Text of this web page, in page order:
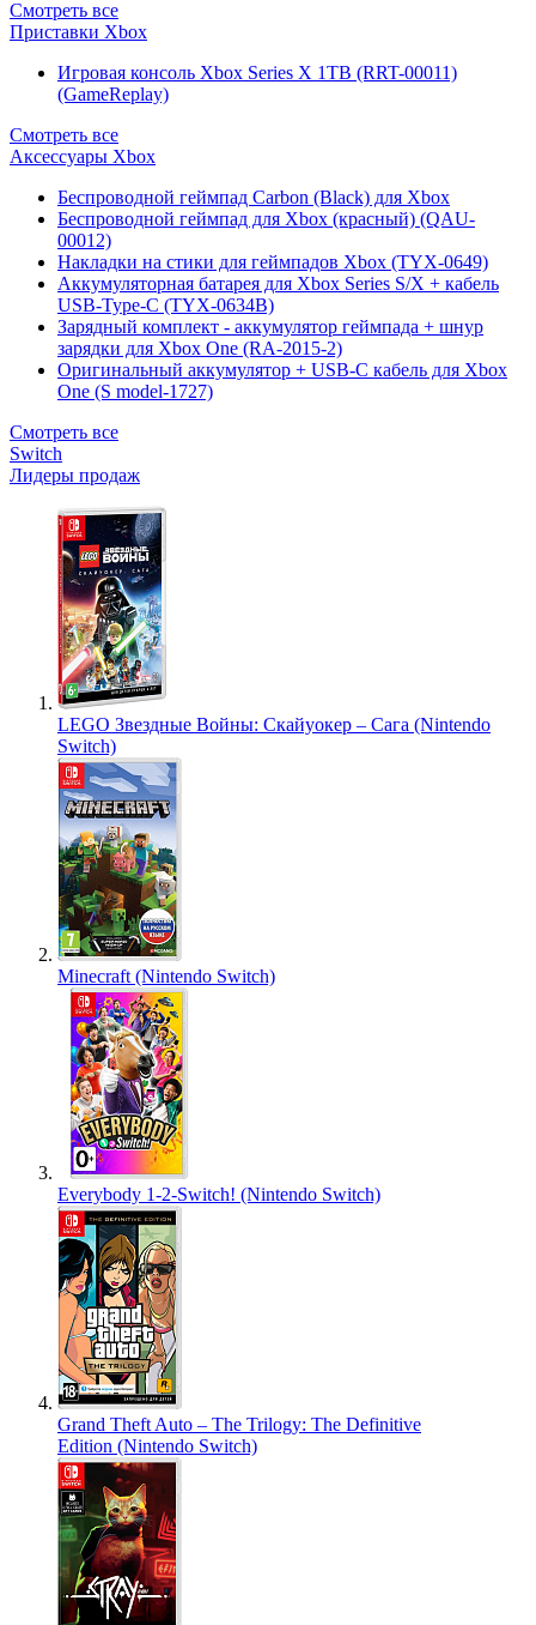
Смотреть все
Приставки Xbox
Игровая консоль Xbox Series X 1TB (RRT-00011)
(GameReplay)
Смотреть все
Аксессуары Xbox
Беспроводной геймпад Carbon (Black) для Xbox
Беспроводной геймпад для Xbox (красный) (QAU-
00012)
Накладки на стики для геймпадов Xbox (TYX-0649)
Аккумуляторная батарея для Xbox Series S/X + кабель
USB-Type-C (TYX-0634B)
Зарядный комплект - аккумулятор геймпада + шнур
зарядки для Xbox One (RA-2015-2)
Оригинальный аккумулятор + USB-C кабель для Xbox
One (S model-1727)
Смотреть все
Switch
Лидеры продаж
LEGO Звездные Войны: Скайуокер – Сага (Nintendo
Switch)
Minecraft (Nintendo Switch)
Everybody 1-2-Switch! (Nintendo Switch)
Grand Theft Auto – The Trilogy: The Definitive
Edition (Nintendo Switch)